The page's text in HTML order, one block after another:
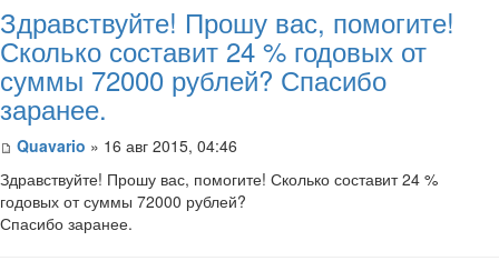
Здравствуйте! Прошу вас, помогите!
Сколько составит 24 % годовых от
суммы 72000 рублей? Спасибо
заранее.
Quavario » 16 авг 2015, 04:46
Здравствуйте! Прошу вас, помогите! Сколько составит 24 %
годовых от суммы 72000 рублей?
Спасибо заранее.